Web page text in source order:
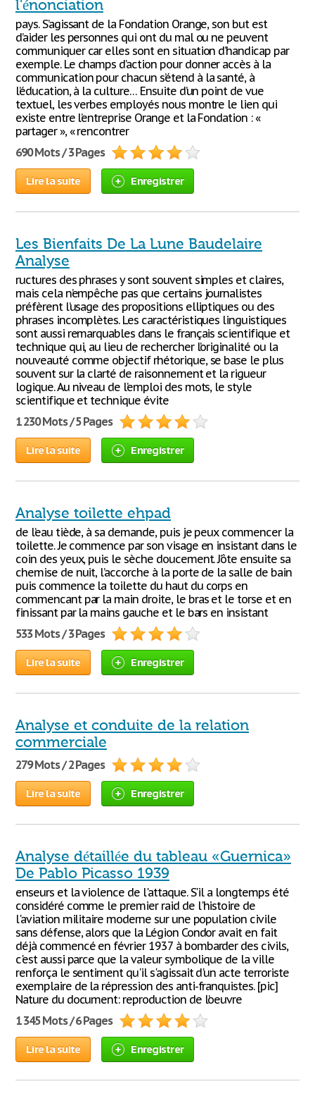
l'énonciation
pays. S’agissant de la Fondation Orange, son but est
d’aider les personnes qui ont du mal ou ne peuvent
communiquer car elles sont en situation d’handicap par
exemple. Le champs d’action pour donner accès à la
communication pour chacun s’étend à la santé, à
l’éducation, à la culture… Ensuite d’un point de vue
textuel, les verbes employés nous montre le lien qui
existe entre l’entreprise Orange et la Fondation : «
partager », « rencontrer
690 Mots / 3 Pages
Lire la suite Enregistrer
Les Bienfaits De La Lune Baudelaire
Analyse
ructures des phrases y sont souvent simples et claires,
mais cela n’empêche pas que certains journalistes
préfèrent l’usage des propositions elliptiques ou des
phrases incomplètes. Les caractéristiques linguistiques
sont aussi remarquables dans le français scientifique et
technique qui, au lieu de rechercher l’originalité ou la
nouveauté comme objectif rhétorique, se base le plus
souvent sur la clarté de raisonnement et la rigueur
logique. Au niveau de l’emploi des mots, le style
scientifique et technique évite
1 230 Mots / 5 Pages
Lire la suite Enregistrer
Analyse toilette ehpad
de l’eau tiède, à sa demande, puis je peux commencer la
toilette. Je commence par son visage en insistant dans le
coin des yeux, puis le sèche doucement. J’ôte ensuite sa
chemise de nuit, l’accorche à la porte de la salle de bain
puis commence la toilette du haut du corps en
commencant par la main droite, le bras et le torse et en
finissant par la mains gauche et le bars en insistant
533 Mots / 3 Pages
Lire la suite Enregistrer
Analyse et conduite de la relation
commerciale
279 Mots / 2 Pages
Lire la suite Enregistrer
Analyse détaillée du tableau «Guernica»
De Pablo Picasso 1939
enseurs et la violence de l'attaque. S'il a longtemps été
considéré comme le premier raid de l'histoire de
l'aviation militaire moderne sur une population civile
sans défense, alors que la Légion Condor avait en fait
déjà commencé en février 1937 à bombarder des civils,
c'est aussi parce que la valeur symbolique de la ville
renforça le sentiment qu'il s'agissait d'un acte terroriste
exemplaire de la répression des anti-franquistes. [pic]
Nature du document: reproduction de l’oeuvre
1 345 Mots / 6 Pages
Lire la suite Enregistrer